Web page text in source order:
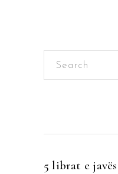
Search
5 librat e javës